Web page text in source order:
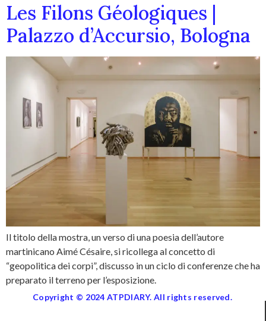
Les Filons Géologiques |
Palazzo d’Accursio, Bologna
Il titolo della mostra, un verso di una poesia dell’autore
martinicano Aimé Césaire, si ricollega al concetto di
“geopolitica dei corpi”, discusso in un ciclo di conferenze che ha
preparato il terreno per l’esposizione.
Copyright © 2024 ATPDIARY. All rights reserved.